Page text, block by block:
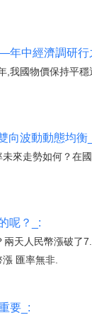
中經濟調研行
,我國物價保持平
向波動動態均衡
來走勢如何？在
呢？_:
天人民幣漲破
匯率無非.
要_: